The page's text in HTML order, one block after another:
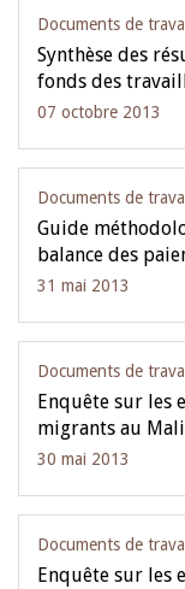
Documents de
Synthèse des
fonds des
07 octobre 2013
Documents de
Guide
balance des
31 mai 2013
Documents de
Enquête sur les
migrants au Mali
30 mai 2013
Documents de
Enquête sur les